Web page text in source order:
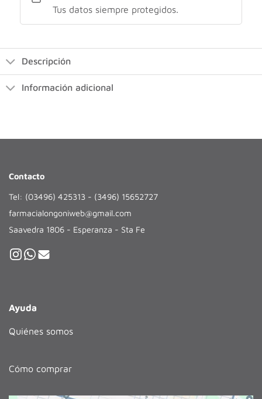
Tus datos siempre protegidos.
Descripción
Información adicional
Contacto
Tel: (03496) 425313 - (3496) 15652727
farmacialongoniweb@gmail.com
Saavedra 1806 - Esperanza - Sta Fe
Ayuda
Quiénes somos
Cómo comprar